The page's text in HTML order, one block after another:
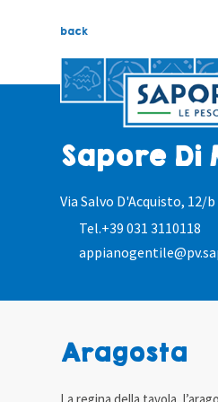
back
Sapore Di
Via Salvo D'Acquisto, 12/b
Tel.+39 031 3110118
Aragosta